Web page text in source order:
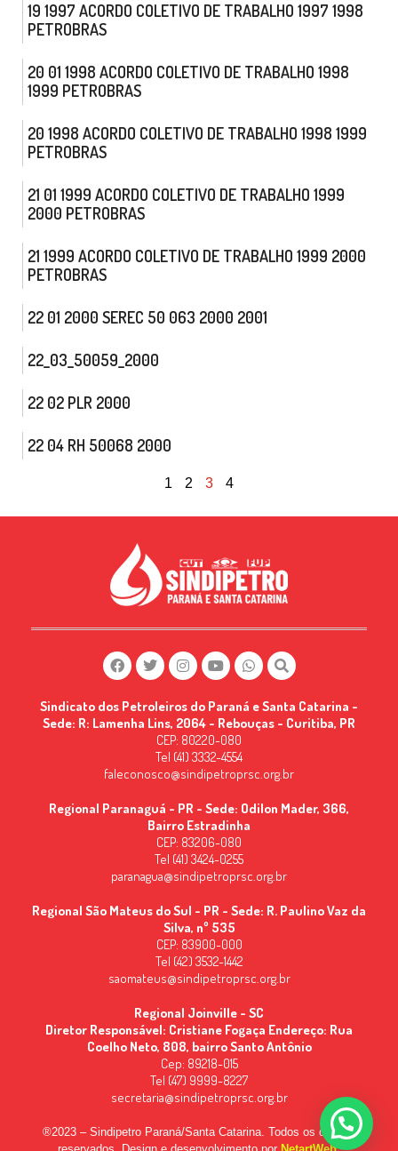
19 1997 ACORDO COLETIVO DE TRABALHO 1997 1998
PETROBRAS
20 01 1998 ACORDO COLETIVO DE TRABALHO 1998
1999 PETROBRAS
20 1998 ACORDO COLETIVO DE TRABALHO 1998 1999
PETROBRAS
21 01 1999 ACORDO COLETIVO DE TRABALHO 1999
2000 PETROBRAS
21 1999 ACORDO COLETIVO DE TRABALHO 1999 2000
PETROBRAS
22 01 2000 SEREC 50 063 2000 2001
22_03_50059_2000
22 02 PLR 2000
22 04 RH 50068 2000
1 2 3 4
Sindicato dos Petroleiros do Paraná e Santa Catarina -
Sede: R: Lamenha Lins, 2064 - Rebouças - Curitiba, PR
CEP: 80220-080
Tel (41) 3332-4554
faleconosco@sindipetroprsc.org.br
Regional Paranaguá - PR - Sede: Odilon Mader, 366,
Bairro Estradinha
CEP: 83206-080
Tel (41) 3424-0255
paranagua@sindipetroprsc.org.br
Regional São Mateus do Sul - PR - Sede: R. Paulino Vaz da
Silva, nº 535
CEP: 83900-000
Tel (42) 3532-1442
saomateus@sindipetroprsc.org.br
Regional Joinville - SC
Diretor Responsável: Cristiane Fogaça Endereço: Rua
Coelho Neto, 808, bairro Santo Antônio
Cep: 89218-015
Tel (47) 9999-8227
secretaria@sindipetroprsc.org.br
®2023 – Sindipetro Paraná/Santa Catarina. Todos os direitos